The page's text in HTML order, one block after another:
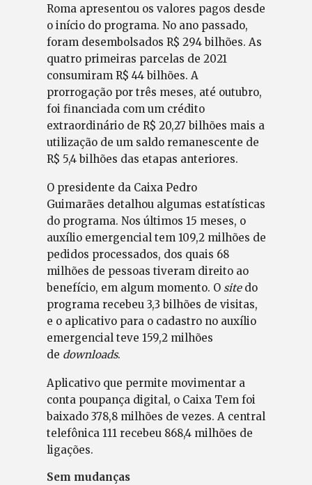
Roma apresentou os valores pagos desde
o início do programa. No ano passado,
foram desembolsados R$ 294 bilhões. As
quatro primeiras parcelas de 2021
consumiram R$ 44 bilhões. A
prorrogação por três meses, até outubro,
foi financiada com um crédito
extraordinário de R$ 20,27 bilhões mais a
utilização de um saldo remanescente de
R$ 5,4 bilhões das etapas anteriores.
O presidente da Caixa Pedro
Guimarães detalhou algumas estatísticas
do programa. Nos últimos 15 meses, o
auxílio emergencial tem 109,2 milhões de
pedidos processados, dos quais 68
milhões de pessoas tiveram direito ao
benefício, em algum momento. O sitedo
programa recebeu 3,3 bilhões de visitas,
e o aplicativo para o cadastro no auxílio
emergencial teve 159,2 milhões
de downloads.
Aplicativo que permite movimentar a
conta poupança digital, o Caixa Tem foi
baixado 378,8 milhões de vezes. A central
telefônica 111 recebeu 868,4 milhões de
ligações.
Sem mudanças